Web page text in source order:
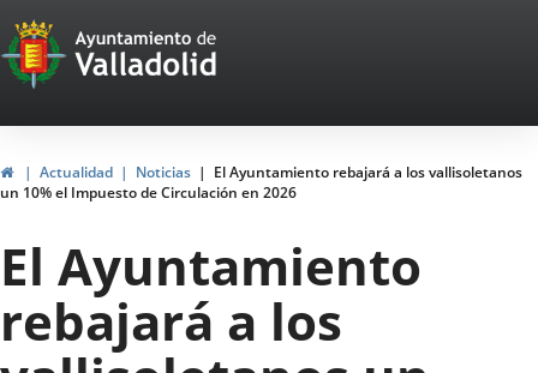
Portal
Web
del
Ayuntamiento
de
Valladolid
HomeActualidad Noticias
El Ayuntamiento rebajará a los vallisoletanos
un 10% el Impuesto de Circulación en 2026
El Ayuntamiento
rebajará a los